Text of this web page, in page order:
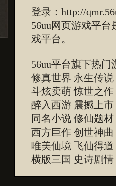
登录： http://
56uu网页游戏平
戏平台。
56uu平台旗下热门
修真世界 永生传
斗炫卖萌 惊世之
醉入西游 震撼上
同名小说 修仙题
西方巨作 创世神
唯美仙境 飞仙得
横版三国 史诗剧